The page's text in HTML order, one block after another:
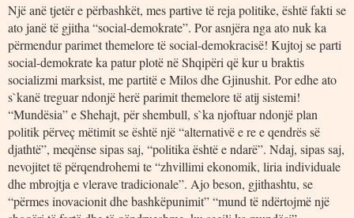
Një anë tjetër e përbashkët, mes partive të reja politike, është fakti se
ato janë të gjitha “social-demokrate”. Por asnjëra nga ato nuk ka
përmendur parimet themelore të social-demokracisë! Kujtoj se parti
social-demokrate ka patur plotë në Shqipëri që kur u braktis
socializmi marksist, me partitë e Milos dhe Gjinushit. Por edhe ato
s`kanë treguar ndonjë herë parimit themelore të atij sistemi!
“Mundësia” e Shehajt, për shembull, s`ka njoftuar ndonjë plan
politik përveç mëtimit se është një “alternativë e re e qendrës së
djathtë”, meqënse sipas saj, “politika është e ndarë”. Ndaj, sipas saj,
nevojitet të përqendrohemi te “zhvillimi ekonomik, liria individuale
dhe mbrojtja e vlerave tradicionale”. Ajo beson, gjithashtu, se
“përmes inovacionit dhe bashkëpunimit” “mund të ndërtojmë një